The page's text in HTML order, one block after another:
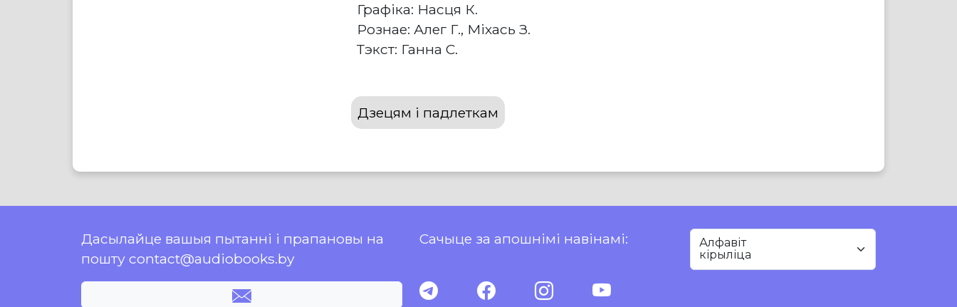
Графіка: Насця К.
Рознае: Алег Г., Міхась З.
Тэкст: Ганна С.
Дзецям і падлеткам
Дасылайце вашыя пытанні і прапановы на
пошту contact@audiobooks.by
Сачыце за апошнімі навінамі: Алфавіт